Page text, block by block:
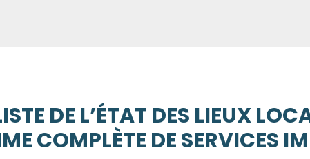
DE L’ÉTAT DES LIEUX
COMPLÈTE DE SERVICES